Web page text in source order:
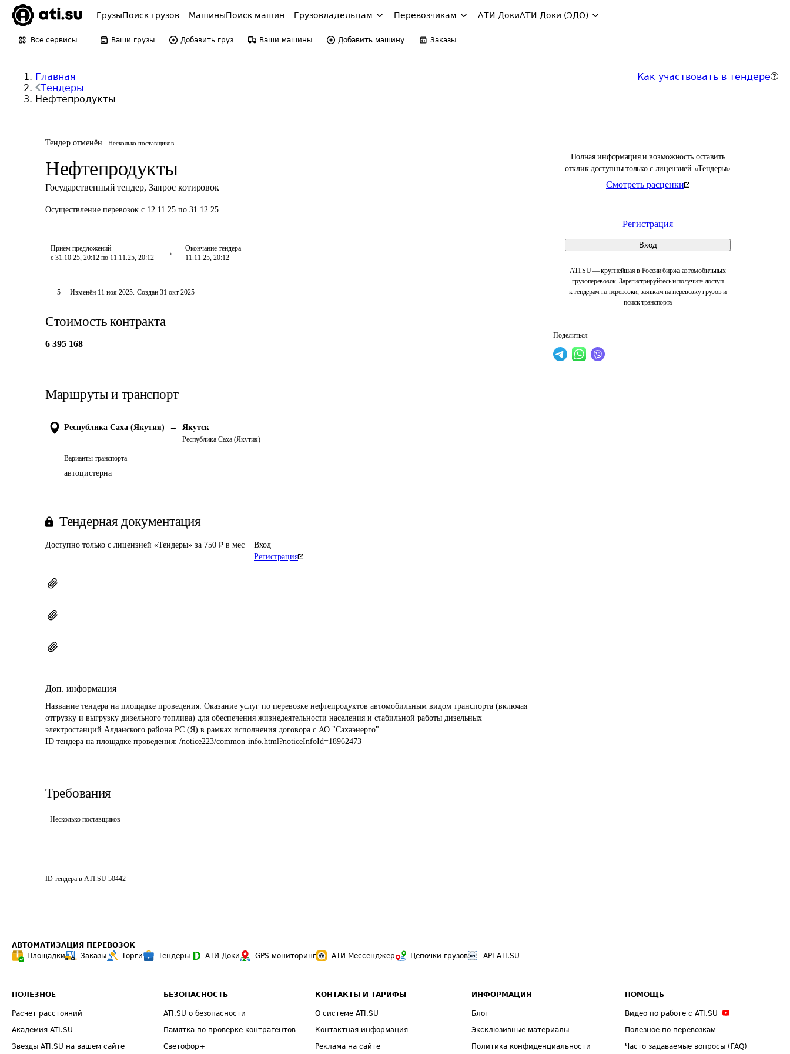
ГрузыПоиск грузов МашиныПоиск машин Грузовладельцам Перевозчикам АТИ-ДокиАТИ-Доки (ЭДО)
Все сервисы Ваши грузы Добавить груз Ваши машины Добавить машину Заказы
Главная
Тендеры
Нефтепродукты
Как участвовать в тендере
Тендер отменён Несколько поставщиков
Нефтепродукты
Государственный тендер, Запрос котировок
Осуществление перевозок с 12.11.25 по 31.12.25
Приём предложений
с 31.10.25, 20:12 по 11.11.25, 20:12
Окончание тендера
11.11.25, 20:12
Полная информация и возможность оставить
отклик доступны только с лицензией «Тендеры»
Смотреть расценки
Регистрация
Вход
ATI.SU — крупнейшая в России биржа автомобильных
грузоперевозок. Зарегистрируйтесь и получите доступ
к тендерам на перевозки, заявкам на перевозку грузов и
поиск транспорта
Поделиться
5 Изменён 11 ноя 2025. Создан 31 окт 2025
Стоимость контракта
6 395 168
Маршруты и транспорт
Республика Саха (Якутия) → Якутск
Республика Саха (Якутия)
Варианты транспорта
автоцистерна
Тендерная документация
Доступно только с лицензией «Тендеры» за 750 ₽ в мес
Вход
Регистрация
Доп. информация
Название тендера на площадке проведения: Оказание услуг по перевозке нефтепродуктов автомобильным видом транспорта (включая
отгрузку и выгрузку дизельного топлива) для обеспечения жизнедеятельности населения и стабильной работы дизельных
электростанций Алданского района РС (Я) в рамках исполнения договора с АО "Сахаэнерго"
ID тендера на площадке проведения: /notice223/common-info.html?noticeInfoId=18962473
Требования
Несколько поставщиков
ID тендера в ATI.SU 50442
АВТОМАТИЗАЦИЯ ПЕРЕВОЗОК
Площадки
Заказы Торги Тендеры АТИ-Доки GPS-мониторинг АТИ Мессенджер Цепочки грузов API ATI.SU
ПОЛЕЗНОЕ
Расчет расстояний
Академия ATI.SU
Звезды ATI.SU на вашем сайте
БЕЗОПАСНОСТЬ
ATI.SU о безопасности
Памятка по проверке контрагентов
Светофор+
КОНТАКТЫ И ТАРИФЫ
О системе ATI.SU
Контактная информация
Реклама на сайте
ИНФОРМАЦИЯ
Блог
Эксклюзивные материалы
Политика конфиденциальности
ПОМОЩЬ
Видео по работе с ATI.SU
Полезное по перевозкам
Часто задаваемые вопросы (FAQ)